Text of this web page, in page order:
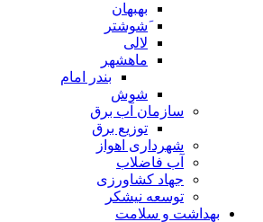
بهبهان
َشوشتر
لالی
ماهشهر
بندر امام
شوش
سازمان آب برق
توزیع برق
شهرداری اهواز
آب فاضلاب
جهاد کشاورزی
توسعه نیشکر
بهداشت و سلامت